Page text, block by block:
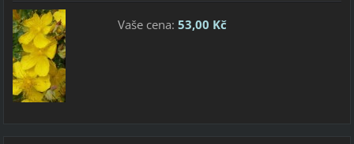
Vaše cena: 53,00 Kč